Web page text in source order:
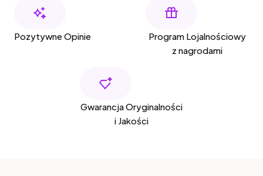
Pozytywne Opinie
Program Lojalnościowy
z nagrodami
Gwarancja Oryginalności
i Jakości